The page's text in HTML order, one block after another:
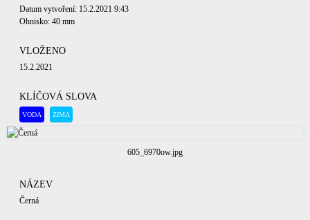
Datum vytvoření: 15.2.2021 9:43
Ohnisko: 40 mm
VLOŽENO
15.2.2021
KLÍČOVÁ SLOVA
VODA ZIMA
605_6970ow.jpg
NÁZEV
Černá